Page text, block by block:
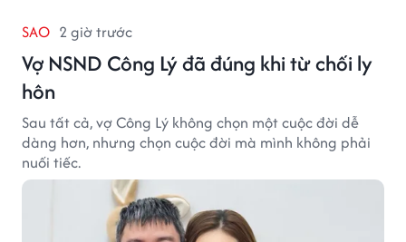
SAO 2 giờ trước
Vợ NSND Công Lý đã đúng khi từ chối ly
hôn
Sau tất cả, vợ Công Lý không chọn một cuộc đời dễ
dàng hơn, nhưng chọn cuộc đời mà mình không phải
nuối tiếc.